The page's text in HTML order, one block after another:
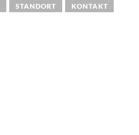
STANDORT KONTAKT